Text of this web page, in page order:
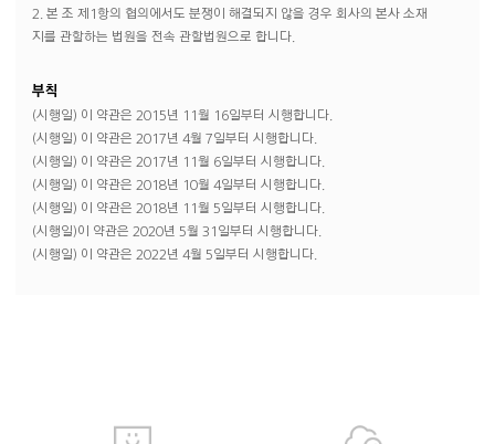
2. 본 조 제1항의 협의에서도 분쟁이 해결되지 않을 경우 회사의 본사 소재
지를 관할하는 법원을 전속 관할법원으로 합니다.
부칙
(시행일) 이 약관은 2015년 11월 16일부터 시행합니다.
(시행일) 이 약관은 2017년 4월 7일부터 시행합니다.
(시행일) 이 약관은 2017년 11월 6일부터 시행합니다.
(시행일) 이 약관은 2018년 10월 4일부터 시행합니다.
(시행일) 이 약관은 2018년 11월 5일부터 시행합니다.
(시행일)이 약관은 2020년 5월 31일부터 시행합니다.
(시행일) 이 약관은 2022년 4월 5일부터 시행합니다.